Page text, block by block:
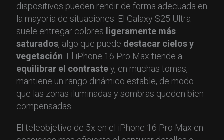
dispositivos pueden rendir de forma adecuada en
la mayoría de situaciones. El Galaxy S25 Ultra
suele entregar colores ligeramente más
saturados, algo que puede destacar cielos y
vegetación . El iPhone 16 Pro Max tiende a
equilibrar el contrastey, en muchas tomas,
mantiene un rango dinámico estable, de modo
que las zonas iluminadas y sombras queden bien
compensadas.
El teleobjetivo de 5x en el iPhone 16 Pro Max en